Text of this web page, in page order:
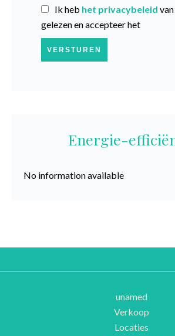
Ik heb het privacybeleid
gelezen en accepteer het
VERSTUREN
Energie-
No information available
unamed
Verkoop
Locaties